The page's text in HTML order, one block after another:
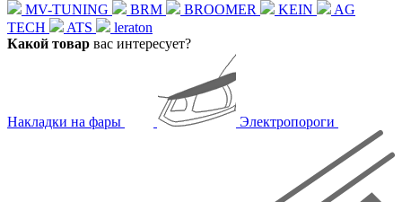
MV-TUNING
BRM BROOMER KEIN
AG
TECH
ATS
leraton
Какой товар вас интересует?
Накладки на фары Электропороги